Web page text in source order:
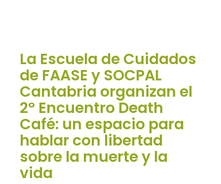
La Escuela de Cuidados
de FAASE y SOCPAL
Cantabria organizan el
2º Encuentro Death
Café: un espacio para
hablar con libertad
sobre la muerte y la
vida